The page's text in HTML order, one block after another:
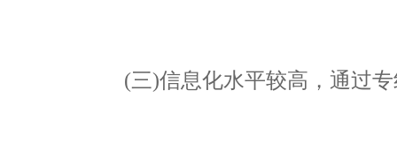
(三)信息化水平较高，通过专